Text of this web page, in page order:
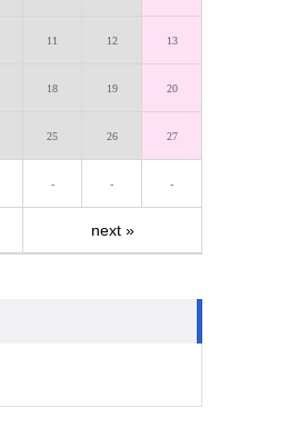
11 12 13
18 19 20
25 26 27
- - -
next »